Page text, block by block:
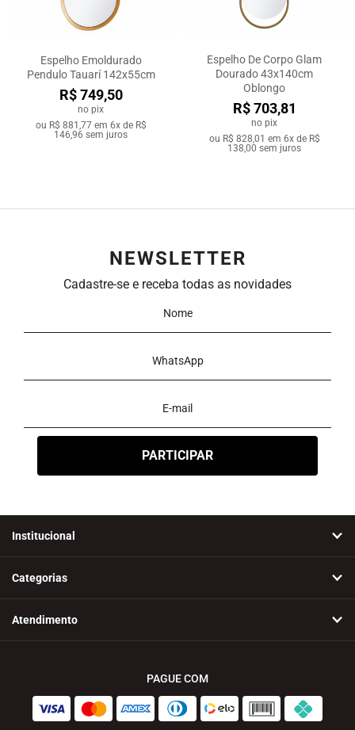
Espelho Emoldurado
Pendulo Tauarí 142x55cm
R$ 749,50
no pix
ou R$ 881,77em 6x de R$
146,96 sem juros
Espelho De Corpo Glam
Dourado 43x140cm
Oblongo
R$ 703,81
no pix
ou R$ 828,01 em 6x de R$
138,00 sem juros
NEWSLETTER
Cadastre-se e receba todas as novidades
Institucional
Categorias
Atendimento
PAGUE COM